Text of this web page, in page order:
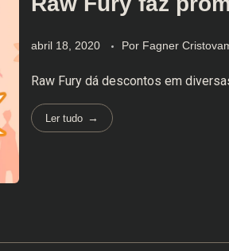
abril 18, 2020 Por Fagner
Raw Fury dá descontos em
Ler tudo